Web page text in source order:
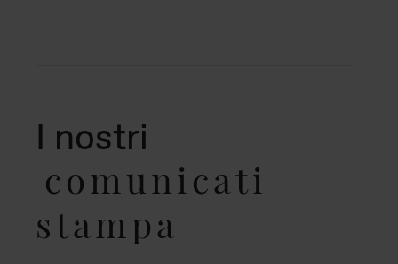
I nostri
comunicati
stampa